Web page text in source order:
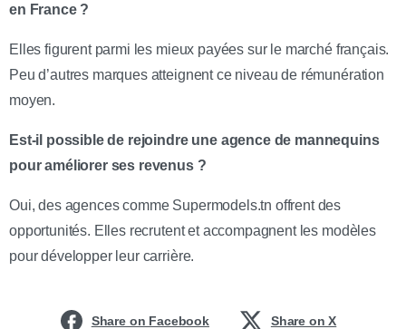
en France ?
Elles figurent parmi les mieux payées sur le marché français.
Peu d’autres marques atteignent ce niveau de rémunération
moyen.
Est-il possible de rejoindre une agence de mannequins
pour améliorer ses revenus ?
Oui, des agences comme Supermodels.tn offrent des
opportunités. Elles recrutent et accompagnent les modèles
pour développer leur carrière.
Share on Facebook Share on X